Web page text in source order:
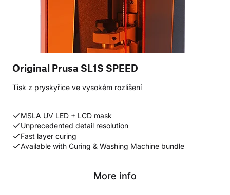
Original Prusa SL1S SPEED
Tisk z pryskyřice ve vysokém rozlišení
MSLA UV LED + LCD mask
Unprecedented detail resolution
Fast layer curing
Available with Curing & Washing Machine bundle
More info